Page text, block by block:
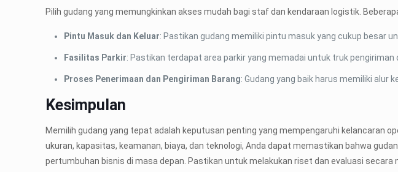
Pilih gudang yang memungkinkan akses mudah bagi staf dan kendaraan logistik.
Pintu Masuk dan Keluar: Pastikan gudang memiliki pintu masuk yang cukup besar
Fasilitas Parkir: Pastikan terdapat area parkir yang memadai untuk truk pengiriman
Proses Penerimaan dan Pengiriman Barang: Gudang yang baik harus memiliki alur
Kesimpulan
Memilih gudang yang tepat adalah keputusan penting yang mempengaruhi kelancaran
ukuran, kapasitas, keamanan, biaya, dan teknologi, Anda dapat memastikan bahwa
pertumbuhan bisnis di masa depan. Pastikan untuk melakukan riset dan evaluasi